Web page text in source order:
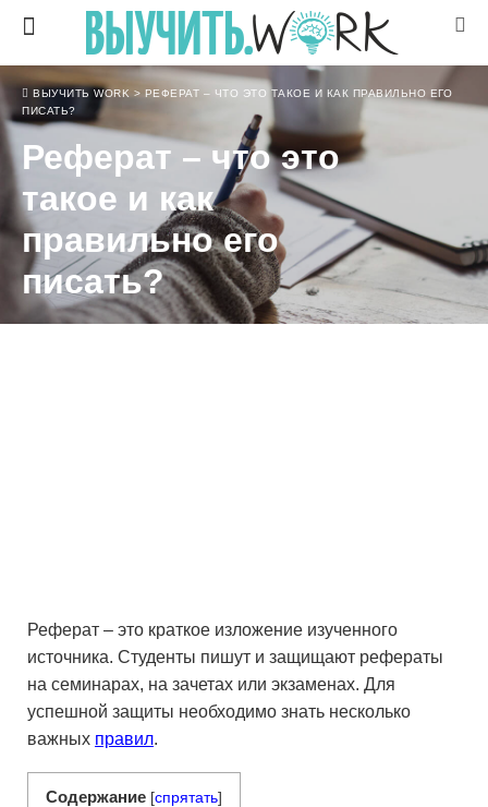
ВЫУЧИТЬ WORK > РЕФЕРАТ – ЧТО ЭТО ТАКОЕ И КАК ПРАВИЛЬНО ЕГО
ПИСАТЬ?
Реферат – что это
такое и как
правильно его
писать?
Реферат – это краткое изложение изученного
источника. Студенты пишут и защищают рефераты
на семинарах, на зачетах или экзаменах. Для
успешной защиты необходимо знать несколько
важных правил.
Содержание [спрятать]